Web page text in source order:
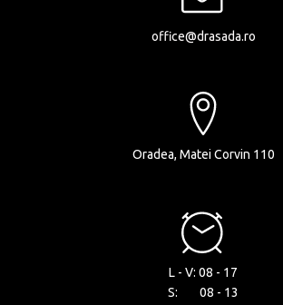
office@drasada.ro
Oradea, Matei Corvin 110
L - V: 08 - 17
S: 08 - 13